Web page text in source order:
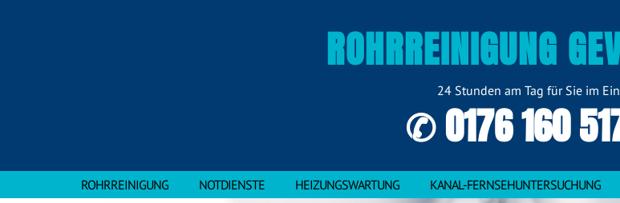
ROHRREINIGUNG
24 Stunden am Tag für Sie im
✆ 0176 160
ROHRREINIGUNG NOTDIENSTE HEIZUNGSWARTUNG KANAL-FERNSEHUNTERSUCHUNG